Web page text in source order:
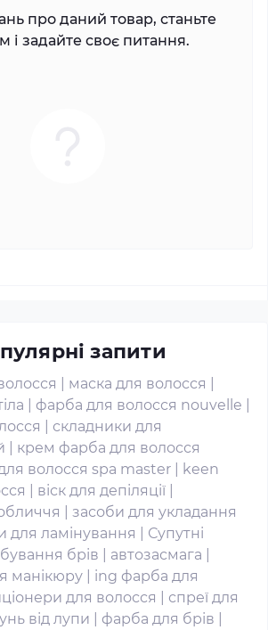
про даний товар, станьте
і задайте своє питання.
запити
маска для волосся
фарба для волосся nouvelle
складники для
крем фарба для волосся
волосся spa master
keen
віск для депіляції
засоби для укладання
для ламінування
Супутні
брів
автозасмага
манікюру
ing фарба для
для волосся
спреї для
від лупи фарба для брів